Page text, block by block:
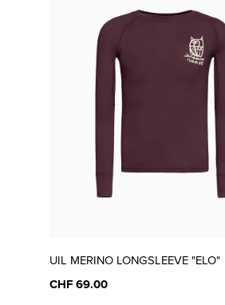
UIL MERINO LONGSLEEVE "ELO"
CHF 69.00